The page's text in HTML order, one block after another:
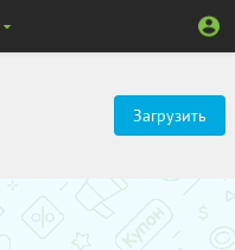
Загрузить